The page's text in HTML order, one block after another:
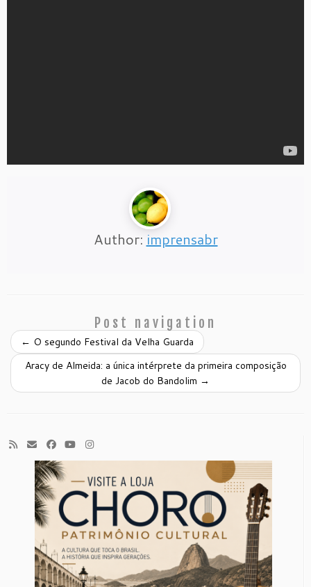
Author: imprensabr
Post navigation
← O segundo Festival da Velha Guarda
Aracy de Almeida: a única intérprete da primeira composição
de Jacob do Bandolim →